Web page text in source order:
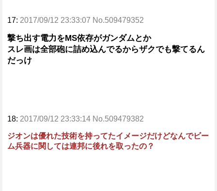
17: 2017/09/12 23:33:07 No.509479352
撃ち出す電力をMS依存がガンダムとか
スレ画は全部砲に詰め込んでるからザクでも撃てるん
だっけ
18: 2017/09/12 23:33:14 No.509479382
ジオンは優れた技術を持ってたイメージだけどなんでビー
ム兵器に関しては連邦に後れを取ったの？